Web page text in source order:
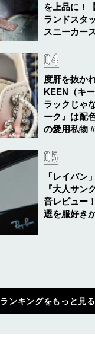
を上品に！
ランドスタ
スニーカー
度肝を抜か
KEEN（キ
ラックじゃ
ーク』は配
の愛用私物
「レイバン
『大人サン
音レビュー
選を服好き
ランキングをもっと見る